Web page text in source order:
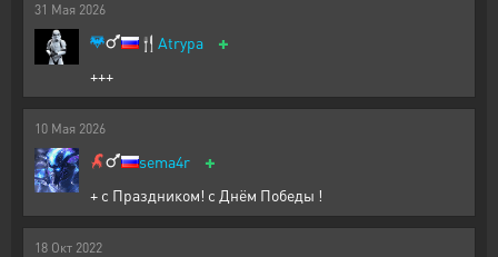
31 Мая 2026
🍴 Atrypa +
+++
10 Мая 2026
sema4r +
+ с Праздником! с Днём Победы !
18 Окт 2022